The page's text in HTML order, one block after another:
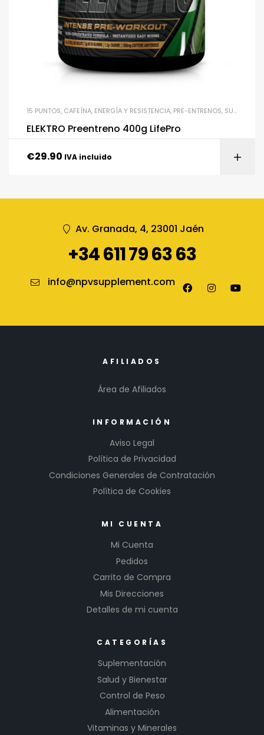
15 PUNTOS, CAFEÍNA, ENERGÍA Y RESISTENCIA, PRE-ENTRENOS, SUPLEMENTACIÓN
ELEKTRO Preentreno 400g LifePro
€29.90 IVA incluido
Av. Granada, 4, 23001 Jaén
+34 611 79 63 63
info@npvsupplement.com
AFILIADOS
Área de Afiliados
INFORMACIÓN
Aviso Legal
Política de Privacidad
Condiciones Generales de Contratación
Política de Cookies
MI CUENTA
Mi Cuenta
Pedidos
Carrito de Compra
Mis Direcciones
Detalles de mi cuenta
CATEGORÍAS
Suplementación
Salud y Bienestar
Control de Peso
Alimentación
Vitaminas y Minerales